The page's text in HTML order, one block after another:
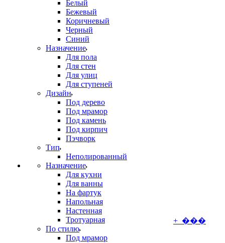
Белый
Бежевый
Коричневый
Черный
Синий
Назначение
Для пола
Для стен
Для улиц
Для ступеней
Дизайн
Под дерево
Под мрамор
Под камень
Под кирпич
Пэчворк
Тип
Неполированный
Назначение
Для кухни
Для ванны
На фартук
Напольная
Настенная
Тротуарная
По стилю
Под мрамор
+ ���